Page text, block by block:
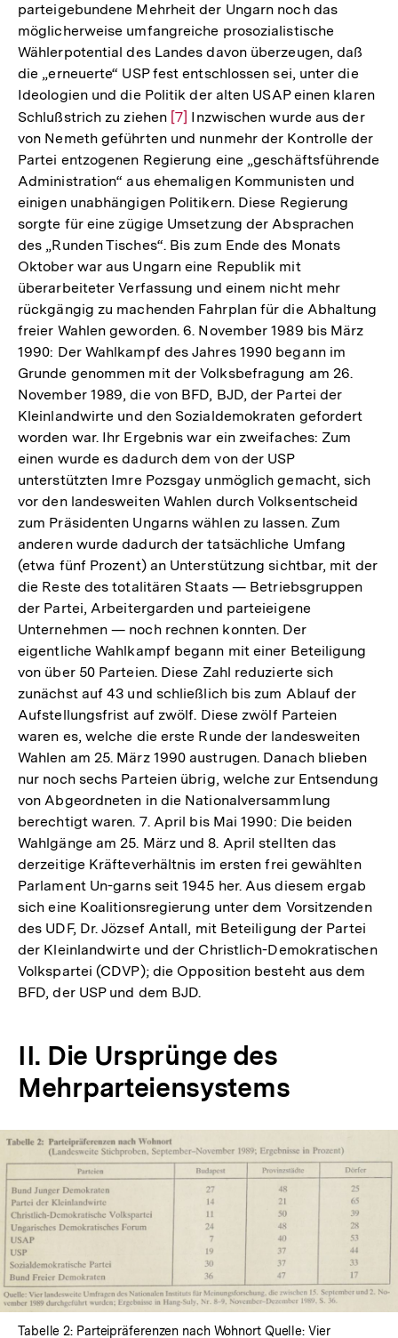
parteigebundene Mehrheit der Ungarn noch das
möglicherweise umfangreiche prosozialistische
Wählerpotential des Landes davon überzeugen, daß
die „erneuerte“ USP fest entschlossen sei, unter die
Ideologien und die Politik der alten USAP einen klaren
Schlußstrich zu ziehen Zur
Auflösung
der
Fußnote
[7] Inzwischen wurde aus der
von Nemeth geführten und nunmehr der Kontrolle der
Partei entzogenen Regierung eine „geschäftsführende
Administration“ aus ehemaligen Kommunisten und
einigen unabhängigen Politikern. Diese Regierung
sorgte für eine zügige Umsetzung der Absprachen
des „Runden Tisches“. Bis zum Ende des Monats
Oktober war aus Ungarn eine Republik mit
überarbeiteter Verfassung und einem nicht mehr
rückgängig zu machenden Fahrplan für die Abhaltung
freier Wahlen geworden. 6. November 1989 bis März
1990: Der Wahlkampf des Jahres 1990 begann im
Grunde genommen mit der Volksbefragung am 26.
November 1989, die von BFD, BJD, der Partei der
Kleinlandwirte und den Sozialdemokraten gefordert
worden war. Ihr Ergebnis war ein zweifaches: Zum
einen wurde es dadurch dem von der USP
unterstützten Imre Pozsgay unmöglich gemacht, sich
vor den landesweiten Wahlen durch Volksentscheid
zum Präsidenten Ungarns wählen zu lassen. Zum
anderen wurde dadurch der tatsächliche Umfang
(etwa fünf Prozent) an Unterstützung sichtbar, mit der
die Reste des totalitären Staats — Betriebsgruppen
der Partei, Arbeitergarden und parteieigene
Unternehmen — noch rechnen konnten. Der
eigentliche Wahlkampf begann mit einer Beteiligung
von über 50 Parteien. Diese Zahl reduzierte sich
zunächst auf 43 und schließlich bis zum Ablauf der
Aufstellungsfrist auf zwölf. Diese zwölf Parteien
waren es, welche die erste Runde der landesweiten
Wahlen am 25. März 1990 austrugen. Danach blieben
nur noch sechs Parteien übrig, welche zur Entsendung
von Abgeordneten in die Nationalversammlung
berechtigt waren. 7. April bis Mai 1990: Die beiden
Wahlgänge am 25. März und 8. April stellten das
derzeitige Kräfteverhältnis im ersten frei gewählten
Parlament Un-garns seit 1945 her. Aus diesem ergab
sich eine Koalitionsregierung unter dem Vorsitzenden
des UDF, Dr. Jözsef Antall, mit Beteiligung der Partei
der Kleinlandwirte und der Christlich-Demokratischen
Volkspartei (CDVP); die Opposition besteht aus dem
BFD, der USP und dem BJD.
II. Die Ursprünge des
Mehrparteiensystems
In
Lightbox
öffnen
Tabelle 2: Parteipräferenzen nach Wohnort Quelle: Vier